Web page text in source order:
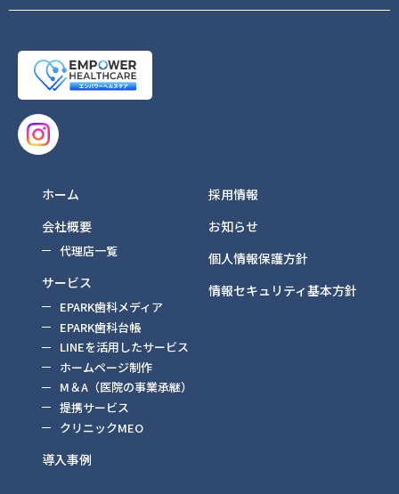
ホーム
会社概要
代理店一覧
サービス
EPARK歯科メディア
EPARK歯科台帳
LINEを活用したサービス
ホームページ制作
M＆A（医院の事業承継）
提携サービス
クリニックMEO
導入事例
採用情報
お知らせ
個人情報保護方針
情報セキュリティ基本方針